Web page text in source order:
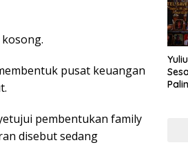
pusat keuangan
pembentukan family
disebut sedang